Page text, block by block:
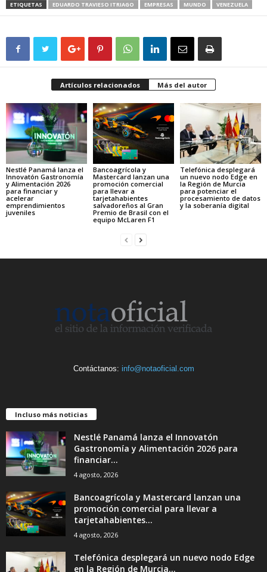
ETIQUETAS EDUARDO TRAVIESO ITRIAGO EMPRESAS MUNDO VENEZUELA
Artículos relacionados Más del autor
Nestlé Panamá lanza el
Innovatón Gastronomía
y Alimentación 2026
para financiar y
acelerar
emprendimientos
juveniles
Bancoagrícola y
Mastercard lanzan una
promoción comercial
para llevar a
tarjetahabientes
salvadoreños al Gran
Premio de Brasil con el
equipo McLaren F1
Telefónica desplegará
un nuevo nodo Edge en
la Región de Murcia
para potenciar el
procesamiento de datos
y la soberanía digital
Contáctanos: info@notaoficial.com
Incluso más noticias
Nestlé Panamá lanza el Innovatón
Gastronomía y Alimentación 2026 para
financiar...
4 agosto, 2026
Bancoagrícola y Mastercard lanzan una
promoción comercial para llevar a
tarjetahabientes...
4 agosto, 2026
Telefónica desplegará un nuevo nodo Edge
en la Región de Murcia...